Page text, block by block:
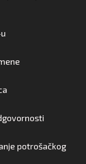
potrošačkog